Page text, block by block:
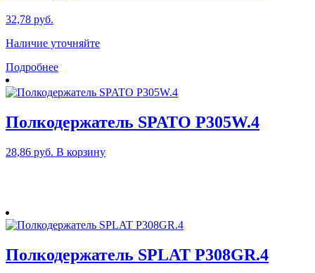
32,78 руб.
Наличие уточняйте
Подробнее
Полкодержатель SPATO P305W.4
28,86 руб. В корзину
Полкодержатель SPLAT P308GR.4